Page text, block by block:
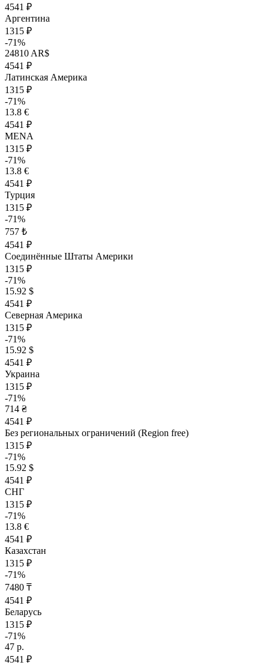
4541 ₽
Аргентина
1315 ₽
-71%
24810 AR$
4541 ₽
Латинская Америка
1315 ₽
-71%
13.8 €
4541 ₽
MENA
1315 ₽
-71%
13.8 €
4541 ₽
Турция
1315 ₽
-71%
757 ₺
4541 ₽
Соединённые Штаты Америки
1315 ₽
-71%
15.92 $
4541 ₽
Северная Америка
1315 ₽
-71%
15.92 $
4541 ₽
Украина
1315 ₽
-71%
714 ₴
4541 ₽
Без региональных ограничений (Region free)
1315 ₽
-71%
15.92 $
4541 ₽
СНГ
1315 ₽
-71%
13.8 €
4541 ₽
Казахстан
1315 ₽
-71%
7480 ₸
4541 ₽
Беларусь
1315 ₽
-71%
47 р.
4541 ₽